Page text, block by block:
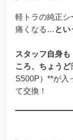
軽トラの純正
痛くなる… とい
スタッフ自身
ころ、ちょうど
S500P）**が入
て交換！